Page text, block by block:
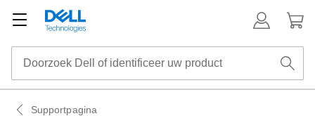
Supportpagina